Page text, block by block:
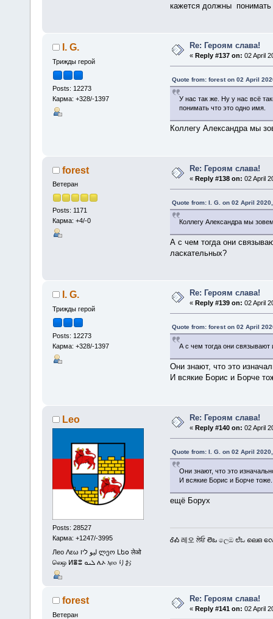
кажется должны понимать
I. G.
Трижды герой
Posts: 12273
Карма: +328/-1397
Re: Героям слава!
«Reply #137 on: 02 April
Quote from: forest on 02 April
У нас так же. Ну у нас всё
понимать что это одно имя.
Коллегу Александра мы
forest
Ветеран
Posts: 1171
Карма: +4/-0
Re: Героям слава!
«Reply #138 on: 02 April
Quote from: I. G. on 02 April
Коллегу Александра мы
А с чем тогда они
ласкательных?
I. G.
Трижды герой
Posts: 12273
Карма: +328/-1397
Re: Героям слава!
« Reply #139 on: 02 April
Quote from: forest on 02 April
А с чем тогда они
Они знают, что это
И всякие Борис и Борче
Leo
Posts: 28527
Карма: +1247/-3995
Лео Λεω ليو ליו ლეო Լեօ लेओ
லெஒ ⵍⴻⵓ ܠܝܘ ሌኦ ⲗⲉⲟ りお
Re: Героям слава!
«Reply #140 on: 02 April
Quote from: I. G. on 02 April
Они знают, что это
И всякие Борис и Борче тоже.
ещё Борух
ᎴᎣ 레오 ਲੇਓ లెఒ ලෙඔ ಲೆಒ ലെഒ လ
forest
Ветеран
Re: Героям слава!
«Reply #141 on: 02 April